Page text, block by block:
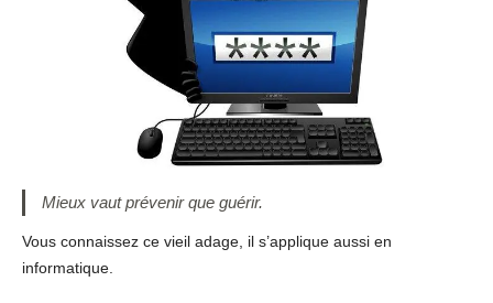
Mieux vaut prévenir que guérir.
Vous connaissez ce vieil adage, il s’applique aussi en
informatique.